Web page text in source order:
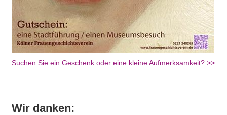
Suchen Sie ein Geschenk oder eine kleine Aufmerksamkeit? >>
Wir danken: